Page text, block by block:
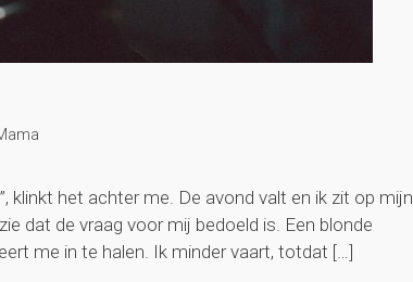
klinkt het achter me. De avond valt en ik zit op mijn
dat de vraag voor mij bedoeld is. Een blonde
me in te halen. Ik minder vaart, totdat […]